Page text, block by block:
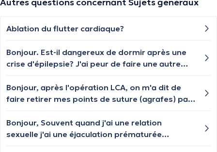
Ablation du flutter cardiaque?
Bonjour. Est-il dangereux de dormir après une
crise d'épilepsie? J'ai peur de faire une autre
Bonjour, après l'opération LCA, on m'a dit de
faire retirer mes points de suture (agrafes) par
pour le faire ? Généraliste ? Merci.
Bonjour, Souvent quand j'ai une relation
sexuelle j'ai une éjaculation prématurée